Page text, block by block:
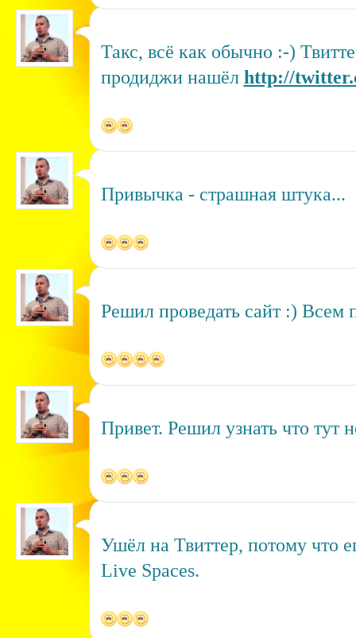
Такс, всё как обычно :-)
продиджи нашёл http://
Привычка - страшная штука...
Решил проведать сайт :) Всем
Привет. Решил узнать что тут
Ушёл на Твиттер, потому что
Live Spaces.